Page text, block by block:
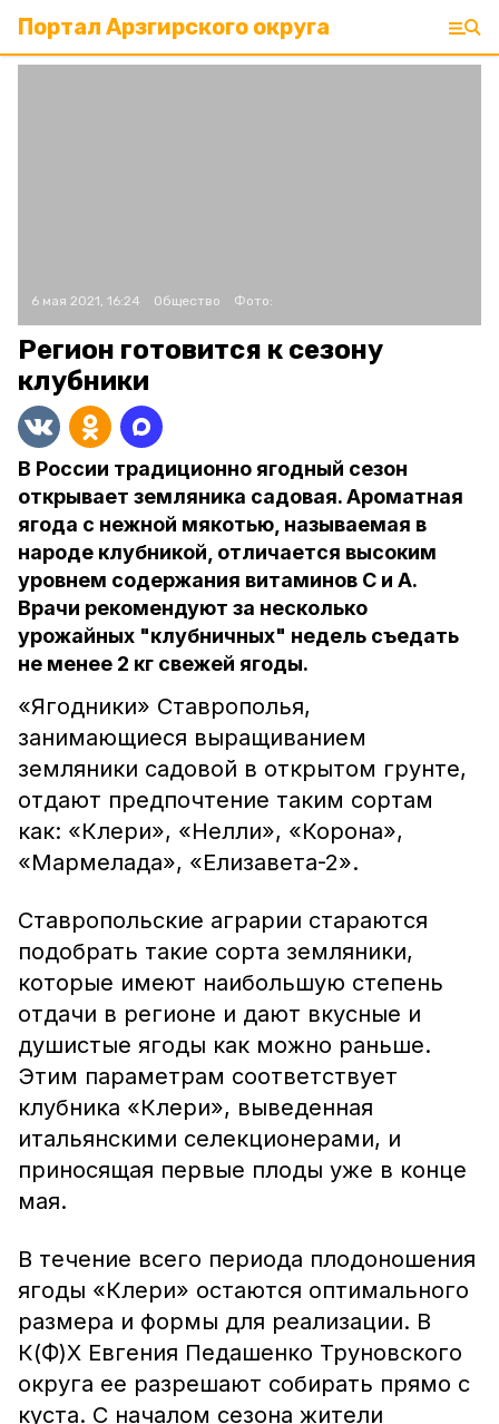
Портал Арзгирского округа
6 мая 2021, 16:24 Общество Фото:
Регион готовится к сезону
клубники
В России традиционно ягодный сезон
открывает земляника садовая. Ароматная
ягода с нежной мякотью, называемая в
народе клубникой, отличается высоким
уровнем содержания витаминов C и A.
Врачи рекомендуют за несколько
урожайных "клубничных" недель съедать
не менее 2 кг свежей ягоды.
«Ягодники» Ставрополья,
занимающиеся выращиванием
земляники садовой в открытом грунте,
отдают предпочтение таким сортам
как: «Клери», «Нелли», «Корона»,
«Мармелада», «Елизавета-2».
Ставропольские аграрии стараются
подобрать такие сорта земляники,
которые имеют наибольшую степень
отдачи в регионе и дают вкусные и
душистые ягоды как можно раньше.
Этим параметрам соответствует
клубника «Клери», выведенная
итальянскими селекционерами, и
приносящая первые плоды уже в конце
мая.
В течение всего периода плодоношения
ягоды «Клери» остаются оптимального
размера и формы для реализации. В
К(Ф)Х Евгения Педашенко Труновского
округа ее разрешают собирать прямо с
куста. С началом сезона жители